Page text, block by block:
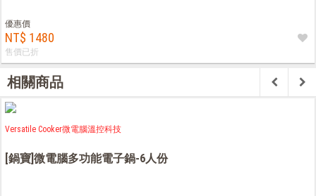
優惠價
NT$ 1480
售價已折
相關商品
Versatile Cooker微電腦溫控科技
[鍋寶]微電腦多功能電子鍋-6人份